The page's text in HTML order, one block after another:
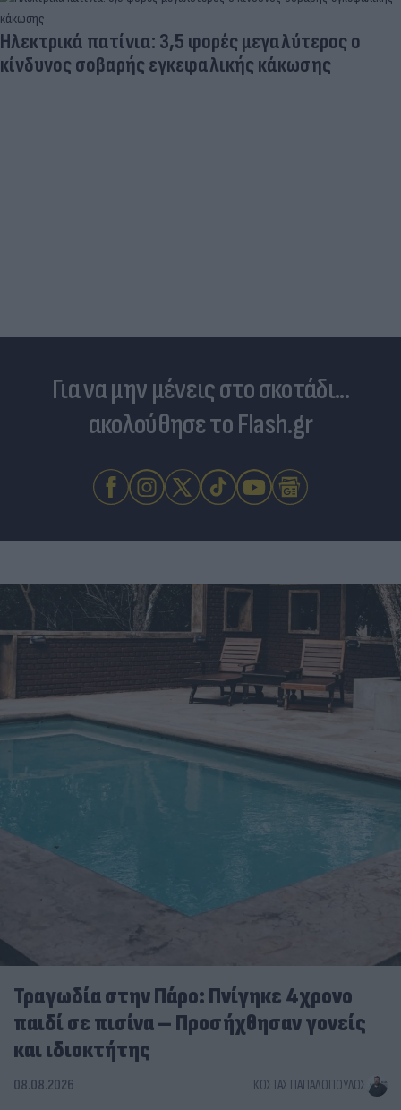
Ηλεκτρικά πατίνια: 3,5 φορές μεγαλύτερος ο
κίνδυνος σοβαρής εγκεφαλικής κάκωσης
Για να μην μένεις στο σκοτάδι...
ακολούθησε το Flash.gr
Τραγωδία στην Πάρο: Πνίγηκε 4χρονο
παιδί σε πισίνα – Προσήχθησαν γονείς
και ιδιοκτήτης
08.08.2026 ΚΏΣΤΑΣ ΠΑΠΑΔΌΠΟΥΛΟΣ